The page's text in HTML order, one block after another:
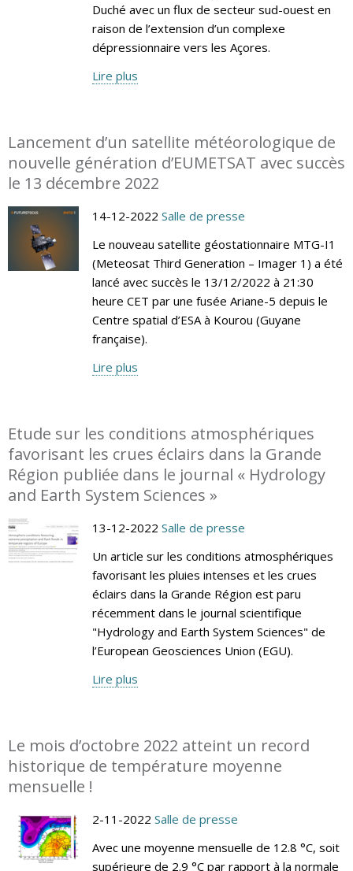
Duché avec un flux de secteur sud-ouest en
raison de l’extension d’un complexe
dépressionnaire vers les Açores.
Lire plus
Lancement d’un satellite météorologique de
nouvelle génération d’EUMETSAT avec succès
le 13 décembre 2022
14-12-2022 Salle de presse
Le nouveau satellite géostationnaire MTG-I1
(Meteosat Third Generation – Imager 1) a été
lancé avec succès le 13/12/2022 à 21:30
heure CET par une fusée Ariane-5 depuis le
Centre spatial d’ESA à Kourou (Guyane
française).
Lire plus
Etude sur les conditions atmosphériques
favorisant les crues éclairs dans la Grande
Région publiée dans le journal « Hydrology
and Earth System Sciences »
13-12-2022 Salle de presse
Un article sur les conditions atmosphériques
favorisant les pluies intenses et les crues
éclairs dans la Grande Région est paru
récemment dans le journal scientifique
"Hydrology and Earth System Sciences" de
l’European Geosciences Union (EGU).
Lire plus
Le mois d’octobre 2022 atteint un record
historique de température moyenne
mensuelle !
2-11-2022 Salle de presse
Avec une moyenne mensuelle de 12.8 °C, soit
supérieure de 2.9 °C par rapport à la normale